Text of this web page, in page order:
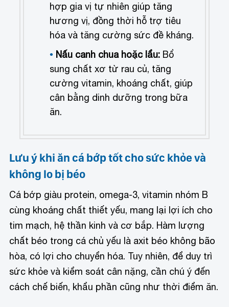
hợp gia vị tự nhiên giúp tăng
hương vị, đồng thời hỗ trợ tiêu
hóa và tăng cường sức đề kháng.
Nấu canh chua hoặc lẩu: Bổ
sung chất xơ từ rau củ, tăng
cường vitamin, khoáng chất, giúp
cân bằng dinh dưỡng trong bữa
ăn.
Lưu ý khi ăn cá bớp tốt cho sức khỏe và
không lo bị béo
Cá bớp giàu protein, omega-3, vitamin nhóm B
cùng khoáng chất thiết yếu, mang lại lợi ích cho
tim mạch, hệ thần kinh và cơ bắp. Hàm lượng
chất béo trong cá chủ yếu là axit béo không bão
hòa, có lợi cho chuyển hóa. Tuy nhiên, để duy trì
sức khỏe và kiểm soát cân nặng, cần chú ý đến
cách chế biến, khẩu phần cũng như thời điểm ăn.